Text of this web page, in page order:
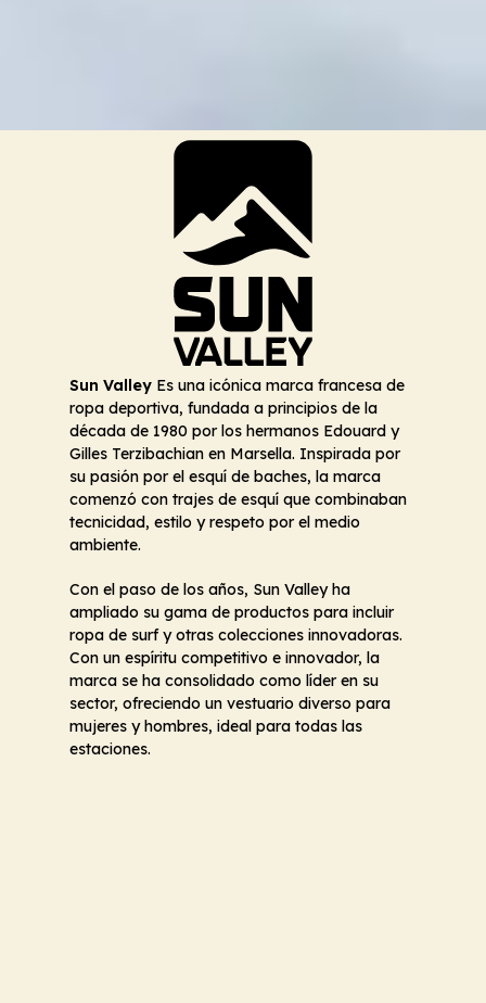
Sun Valley Es una icónica marca francesa de
ropa deportiva, fundada a principios de la
década de 1980 por los hermanos Edouard y
Gilles Terzibachian en Marsella. Inspirada por
su pasión por el esquí de baches, la marca
comenzó con trajes de esquí que combinaban
tecnicidad, estilo y respeto por el medio
ambiente.
Con el paso de los años, Sun Valley ha
ampliado su gama de productos para incluir
ropa de surf y otras colecciones innovadoras.
Con un espíritu competitivo e innovador, la
marca se ha consolidado como líder en su
sector, ofreciendo un vestuario diverso para
mujeres y hombres, ideal para todas las
estaciones.